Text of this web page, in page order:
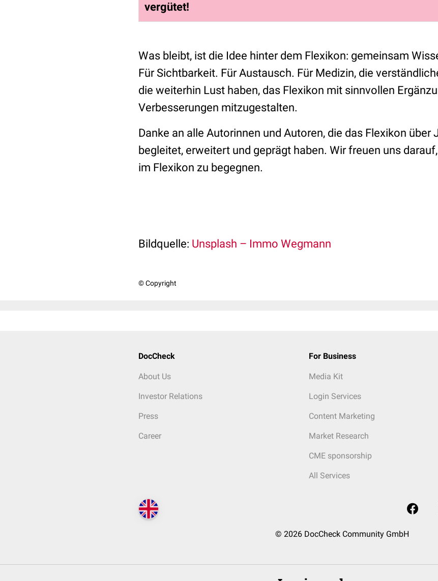
vergütet!
Was bleibt, ist die Idee hinter dem Flexikon: gemeinsam
Für Sichtbarkeit. Für Austausch. Für Medizin, die
die weiterhin Lust haben, das Flexikon mit sinnvollen
Verbesserungen mitzugestalten.
Danke an alle Autorinnen und Autoren, die das Flexikon über
begleitet, erweitert und geprägt haben. Wir freuen uns
im Flexikon zu begegnen.
Bildquelle: Unsplash – Immo Wegmann
© Copyright
DocCheck
About Us
Investor Relations
Press
Career
For Business
Media Kit
Login Services
Content Marketing
Market Research
CME sponsorship
All Services
© 2026 DocCheck Community GmbH